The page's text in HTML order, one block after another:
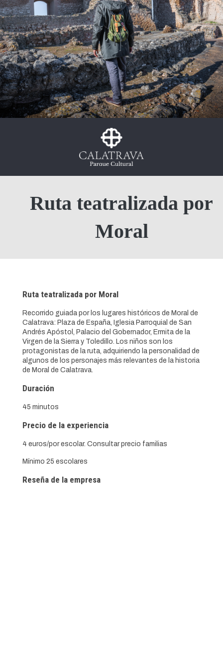
Ruta teatralizada por
Moral
Ruta teatralizada por Moral
Recorrido guiada por los lugares históricos de Moral de
Calatrava: Plaza de España, Iglesia Parroquial de San
Andrés Apóstol, Palacio del Gobernador, Ermita de la
Virgen de la Sierra y Toledillo. Los niños son los
protagonistas de la ruta, adquiriendo la personalidad de
algunos de los personajes más relevantes de la historia
de Moral de Calatrava.
Duración
45 minutos
Precio de la experiencia
4 euros/por escolar. Consultar precio familias
Mínimo 25 escolares
Reseña de la empresa